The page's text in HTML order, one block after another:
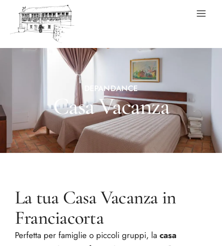
DEPANDANCE
Casa Vacanza
La tua Casa Vacanza in
Franciacorta
Perfetta per famiglie o piccoli gruppi, la casa